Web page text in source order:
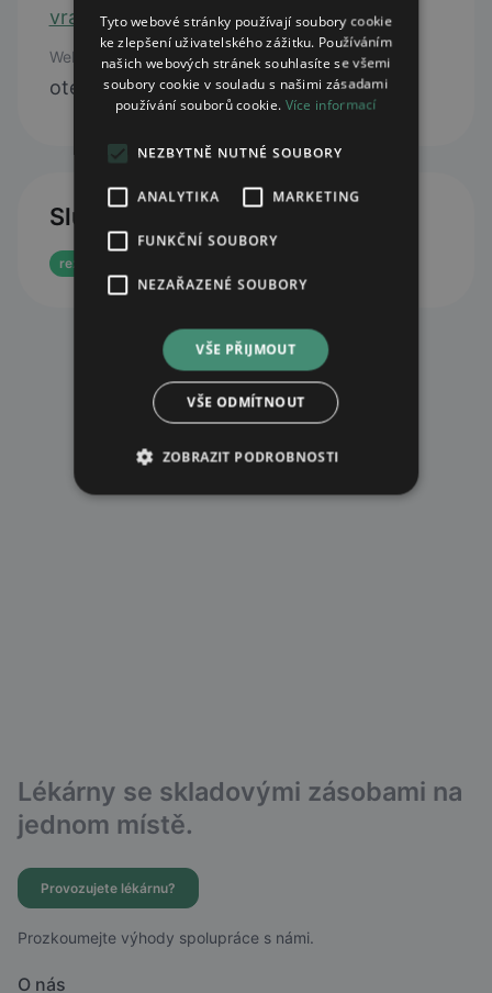
vracov@lekarnakoruna.cz
Web
otevřít web
Služby
rezervace eReceptu
Lékárny se skladovými zásobami na
jednom místě.
Provozujete lékárnu?
Prozkoumejte výhody spolupráce s námi.
O nás
Tyto webové stránky používají soubory cookie
ke zlepšení uživatelského zážitku. Používáním
našich webových stránek souhlasíte se všemi
soubory cookie v souladu s našimi zásadami
používání souborů cookie. Více informací
NEZBYTNĚ NUTNÉ SOUBORY
ANALYTIKA MARKETING
FUNKČNÍ SOUBORY
NEZAŘAZENÉ SOUBORY
VŠE PŘIJMOUT
VŠE ODMÍTNOUT
ZOBRAZIT PODROBNOSTI